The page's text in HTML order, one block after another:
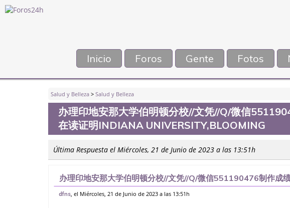
Inicio Foros Gente Fotos
Salud y Belleza > Salud y Belleza
办理印地安那大学伯明顿分校//文凭//Q/微信
在读证明INDIANA UNIVERSITY,BLOOMING
Última Respuesta el Miércoles, 21 de Junio de 2023 a las 13:51h
办理印地安那大学伯明顿分校//文凭//Q/微信551190476制作成
Indiana University,Blooming
dfns, el Miércoles, 21 de Junio de 2023 a las 13:51h